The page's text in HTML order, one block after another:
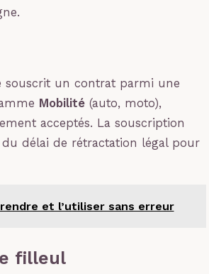
souscrit un contrat parmi une
Mobilité (auto, moto),
acceptés. La souscription
délai de rétractation légal pour
et l’utiliser sans erreur
filleul